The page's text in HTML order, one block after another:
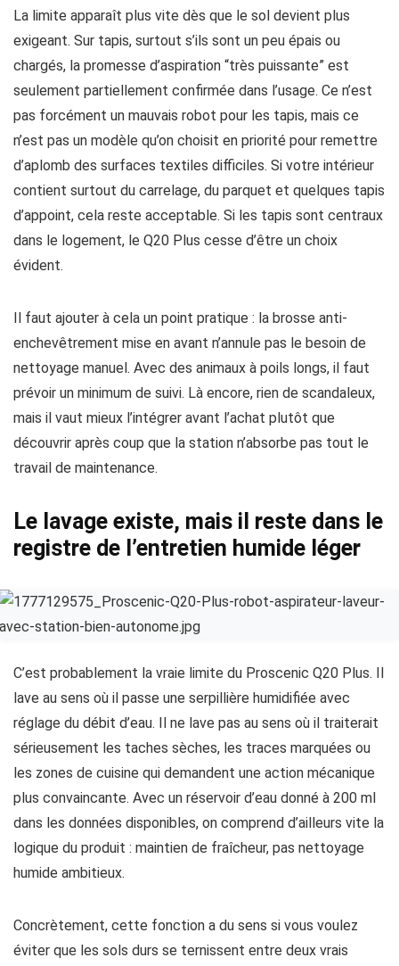
La limite apparaît plus vite dès que le sol devient plus
exigeant. Sur tapis, surtout s’ils sont un peu épais ou
chargés, la promesse d’aspiration “très puissante” est
seulement partiellement confirmée dans l’usage. Ce n’est
pas forcément un mauvais robot pour les tapis, mais ce
n’est pas un modèle qu’on choisit en priorité pour remettre
d’aplomb des surfaces textiles difficiles. Si votre intérieur
contient surtout du carrelage, du parquet et quelques tapis
d’appoint, cela reste acceptable. Si les tapis sont centraux
dans le logement, le Q20 Plus cesse d’être un choix
évident.
Il faut ajouter à cela un point pratique : la brosse anti-
enchevêtrement mise en avant n’annule pas le besoin de
nettoyage manuel. Avec des animaux à poils longs, il faut
prévoir un minimum de suivi. Là encore, rien de scandaleux,
mais il vaut mieux l’intégrer avant l’achat plutôt que
découvrir après coup que la station n’absorbe pas tout le
travail de maintenance.
Le lavage existe, mais il reste dans le
registre de l’entretien humide léger
C’est probablement la vraie limite du Proscenic Q20 Plus. Il
lave au sens où il passe une serpillière humidifiée avec
réglage du débit d’eau. Il ne lave pas au sens où il traiterait
sérieusement les taches sèches, les traces marquées ou
les zones de cuisine qui demandent une action mécanique
plus convaincante. Avec un réservoir d’eau donné à 200 ml
dans les données disponibles, on comprend d’ailleurs vite la
logique du produit : maintien de fraîcheur, pas nettoyage
humide ambitieux.
Concrètement, cette fonction a du sens si vous voulez
éviter que les sols durs se ternissent entre deux vrais